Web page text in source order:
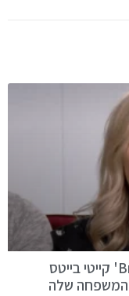
בוגרת התוכנית 'Bringing Up Bates' קייטי בייטס